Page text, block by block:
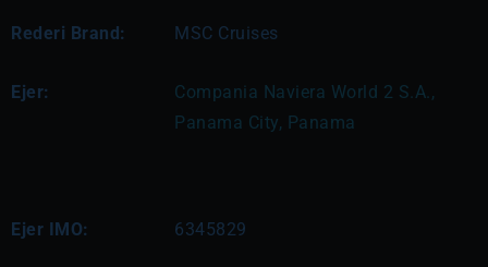
Rederi Brand: MSC Cruises
Ejer:
Compania Naviera World 2 S.A.,
Panama City, Panama
Ejer IMO: 6345829